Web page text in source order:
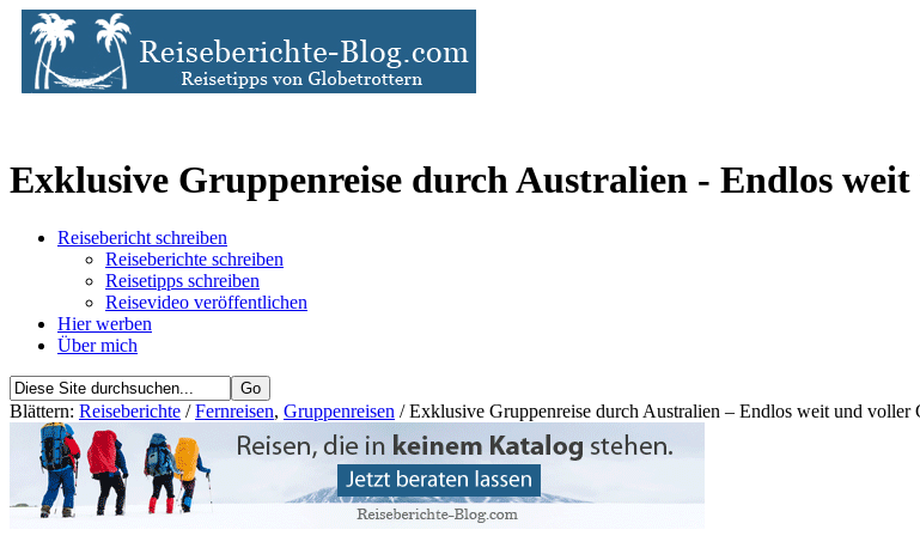
Exklusive Gruppenreise durch Australien - Endlos weit
Reisebericht schreiben
Reiseberichte schreiben
Reisetipps schreiben
Reisevideo veröffentlichen
Hier werben
Über mich
Blättern: Reiseberichte /Fernreisen, Gruppenreisen / Exklusive Gruppenreise durch Australien – Endlos weit und voller